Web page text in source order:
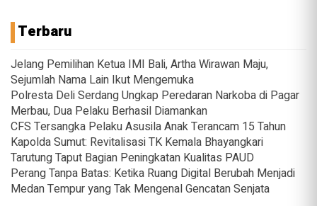
Terbaru
Jelang Pemilihan Ketua IMI Bali, Artha Wirawan Maju,
Sejumlah Nama Lain Ikut Mengemuka
Polresta Deli Serdang Ungkap Peredaran Narkoba di Pagar
Merbau, Dua Pelaku Berhasil Diamankan
CFS Tersangka Pelaku Asusila Anak Terancam 15 Tahun
Kapolda Sumut: Revitalisasi TK Kemala Bhayangkari
Tarutung Taput Bagian Peningkatan Kualitas PAUD
Perang Tanpa Batas: Ketika Ruang Digital Berubah Menjadi
Medan Tempur yang Tak Mengenal Gencatan Senjata